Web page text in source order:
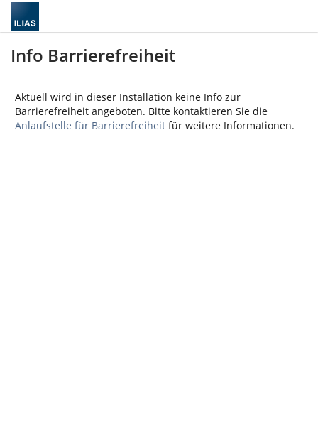
Info Barrierefreiheit
Aktuell wird in dieser Installation keine Info zur
Barrierefreiheit angeboten. Bitte kontaktieren Sie die
Anlaufstelle für Barrierefreiheit für weitere Informationen.